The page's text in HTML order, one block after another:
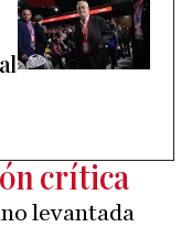
crítica
levantada